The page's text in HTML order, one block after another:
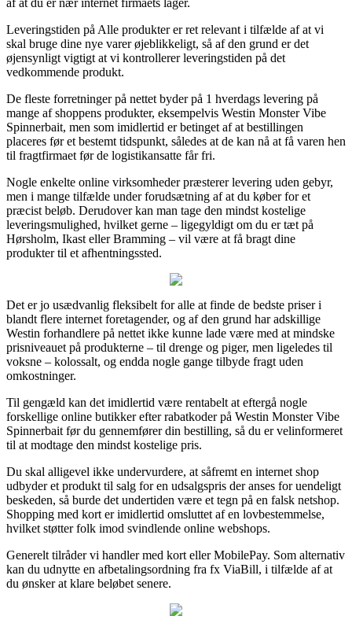
Leveringstiden på Alle produkter er ret relevant i tilfælde af at vi
skal bruge dine nye varer øjeblikkeligt, så af den grund er det
øjensynligt vigtigt at vi kontrollerer leveringstiden på det
vedkommende produkt.
De fleste forretninger på nettet byder på 1 hverdags levering på
mange af shoppens produkter, eksempelvis Westin Monster Vibe
Spinnerbait, men som imidlertid er betinget af at bestillingen
placeres før et bestemt tidspunkt, således at de kan nå at få varen hen
til fragtfirmaet før de logistikansatte får fri.
Nogle enkelte online virksomheder præsterer levering uden gebyr,
men i mange tilfælde under forudsætning af at du køber for et
præcist beløb. Derudover kan man tage den mindst kostelige
leveringsmulighed, hvilket gerne – ligegyldigt om du er tæt på
Hørsholm, Ikast eller Bramming – vil være at få bragt dine
produkter til et afhentningssted.
Det er jo usædvanlig fleksibelt for alle at finde de bedste priser i
blandt flere internet foretagender, og af den grund har adskillige
Westin forhandlere på nettet ikke kunne lade være med at mindske
prisniveauet på produkterne – til drenge og piger, men ligeledes til
voksne – kolossalt, og endda nogle gange tilbyde fragt uden
omkostninger.
Til gengæld kan det imidlertid være rentabelt at eftergå nogle
forskellige online butikker efter rabatkoder på Westin Monster Vibe
Spinnerbait før du gennemfører din bestilling, så du er velinformeret
til at modtage den mindst kostelige pris.
Du skal alligevel ikke undervurdere, at såfremt en internet shop
udbyder et produkt til salg for en udsalgspris der anses for uendeligt
beskeden, så burde det undertiden være et tegn på en falsk netshop.
Shopping med kort er imidlertid omsluttet af en lovbestemmelse,
hvilket støtter folk imod svindlende online webshops.
Generelt tilråder vi handler med kort eller MobilePay. Som alternativ
kan du udnytte en afbetalingsordning fra fx ViaBill, i tilfælde af at
du ønsker at klare beløbet senere.